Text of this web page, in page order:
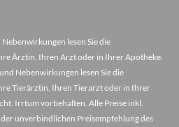
lesen Sie die
Ärztin, Ihren Arzt oder in Ihrer Apotheke.
Nebenwirkungen lesen Sie die
Tierärztin, Ihren Tierarzt oder in Ihrer
Irrtum vorbehalten. Alle Preise inkl.
unverbindlichen Preisempfehlung des